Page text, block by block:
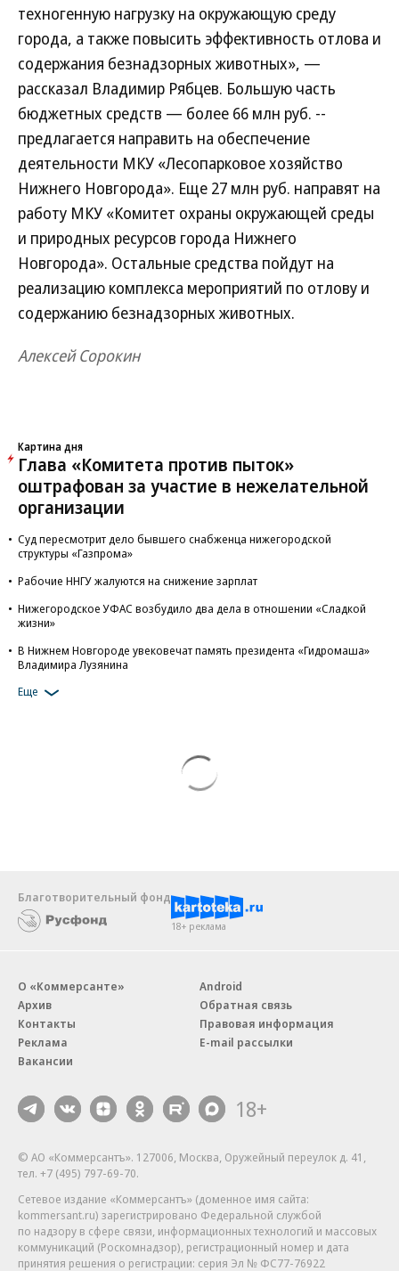
техногенную нагрузку на окружающую среду
города, а также повысить эффективность отлова и
содержания безнадзорных животных», —
рассказал Владимир Рябцев. Большую часть
бюджетных средств — более 66 млн руб. --
предлагается направить на обеспечение
деятельности МКУ «Лесопарковое хозяйство
Нижнего Новгорода». Еще 27 млн руб. направят на
работу МКУ «Комитет охраны окружающей среды
и природных ресурсов города Нижнего
Новгорода». Остальные средства пойдут на
реализацию комплекса мероприятий по отлову и
содержанию безнадзорных животных.
Алексей Сорокин
Картина дня
Глава «Комитета против пыток»
оштрафован за участие в нежелательной
организации
Суд пересмотрит дело бывшего снабженца нижегородской
структуры «Газпрома»
Рабочие ННГУ жалуются на снижение зарплат
Нижегородское УФАС возбудило два дела в отношении «Сладкой
жизни»
В Нижнем Новгороде увековечат память президента «Гидромаша»
Владимира Лузянина
Еще
Благотворительный фонд
18+ реклама
О «Коммерсанте»
Архив
Контакты
Реклама
Вакансии
Android
Обратная связь
Правовая информация
E-mail рассылки
18+
© АО «Коммерсантъ». 127006, Москва, Оружейный переулок д. 41,
тел. +7 (495) 797-69-70.
Сетевое издание «Коммерсантъ» (доменное имя сайта:
kommersant.ru) зарегистрировано Федеральной службой
по надзору в сфере связи, информационных технологий и массовых
коммуникаций (Роскомнадзор), регистрационный номер и дата
принятия решения о регистрации: серия Эл № ФС77-76922